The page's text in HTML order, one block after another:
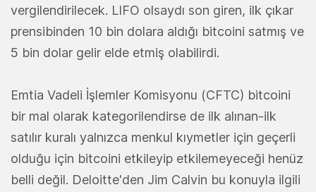
vergilendirilecek. LIFO olsaydı son giren, ilk çıkar
prensibinden 10 bin dolara aldığı bitcoini satmış ve
5 bin dolar gelir elde etmiş olabilirdi.
Emtia Vadeli İşlemler Komisyonu (CFTC) bitcoini
bir mal olarak kategorilendirse de ilk alınan-ilk
satılır kuralı yalnızca menkul kıymetler için geçerli
olduğu için bitcoini etkileyip etkilemeyeceği henüz
belli değil. Deloitte'den Jim Calvin bu konuyla ilgili